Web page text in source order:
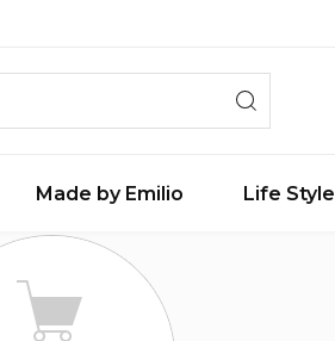
Made by Emilio Life Style